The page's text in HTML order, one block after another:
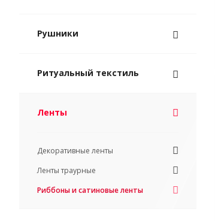
Рушники
Ритуальный текстиль
Ленты
Декоративные ленты
Ленты траурные
Риббоны и сатиновые ленты